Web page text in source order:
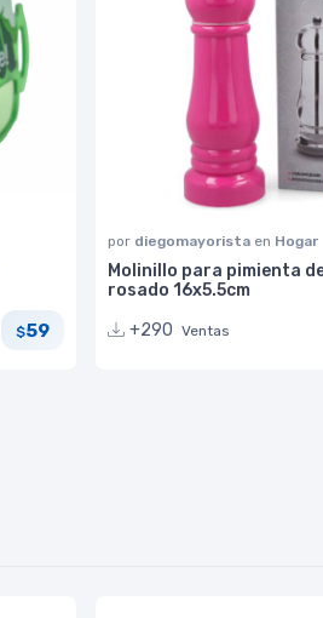
$59
por diegomayorista en Hogar
Molinillo para pimienta
rosado 16x5.5cm
+290 Ventas